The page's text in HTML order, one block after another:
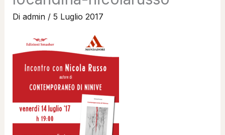
Di admin / 5 Luglio 2017